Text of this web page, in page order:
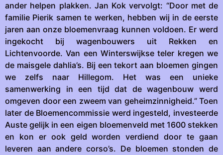
ander helpen plakken. Jan Kok vervolgt: “Door met de
familie Pierik samen te werken, hebben wij in de eerste
jaren aan onze bloemenvraag kunnen voldoen. Er werd
ingekocht bij wagenbouwers uit Rekken en
Lichtenvoorde. Van een Winterswijkse teler kregen we
de maisgele dahlia’s. Bij een tekort aan bloemen gingen
we zelfs naar Hillegom. Het was een unieke
samenwerking in een tijd dat de wagenbouw werd
omgeven door een zweem van geheimzinnigheid.” Toen
later de Bloemencommissie werd ingesteld, investeerde
Auste gelijk in een eigen bloemenveld met 1600 stekken
en kon er ook geld worden verdiend door te gaan
leveren aan andere corso’s. De bloemen stonden de